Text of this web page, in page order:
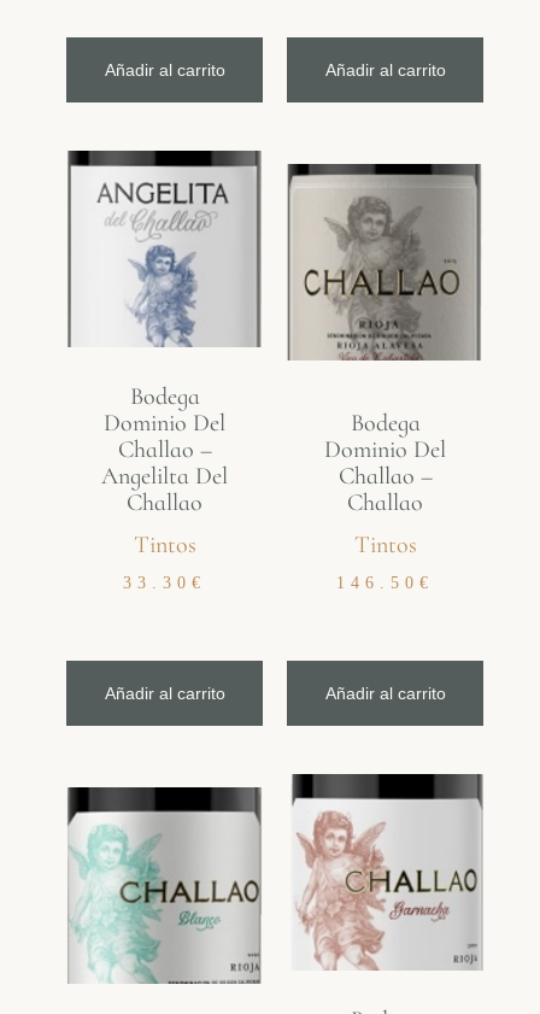
Añadir al carrito Añadir al carrito
Bodega
Dominio Del
Challao –
Angelilta Del
Challao
Tintos
33.30 €
Añadir al carrito
Bodega
Dominio Del
Challao –
Challao
Tintos
146.50 €
Añadir al carrito